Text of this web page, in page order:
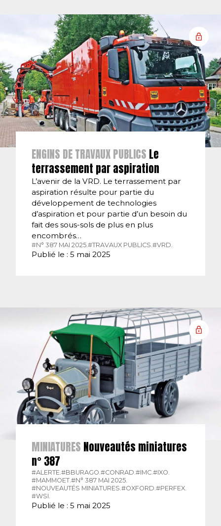
ENGINS DE TRAVAUX PUBLICS Le
terrassement par aspiration
L’avenir de la VRD. Le terrassement par
aspiration résulte pour partie du
développement de technologies
d’aspiration et pour partie d’un besoin du
fait des sous-sols de plus en plus
encombrés…
#N° 387 MAI 2025. #TRAVAUX PUBLICS. #VRD.
Publié le : 5 mai 2025
MINIATURES Nouveautés miniatures
n° 387
#ALERTE.#BBURAGO.#CONRAD.#IMC.#IXO.
#MAMMOET.#N° 387 MAI 2025.
#NOUVEAUTÉS MINIATURES.#OXFORD.#PERFEX.
#WSI.
Publié le : 5 mai 2025